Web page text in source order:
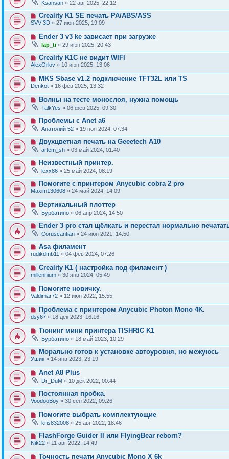
Ksansan » 22 авг 2025, 22:12
Creality K1 SE печать PA/ABS/ASS
SVV-3D » 27 июн 2025, 19:09
Ender 3 v3 ke зависает при загрузке
lap_ti » 29 июн 2025, 20:43
Creality K1C не видит WIFI
AlexOrlov » 10 июн 2025, 13:06
MKS Sbase v1.2 подключение TFT32L или TS
Denkot » 16 фев 2025, 13:32
Волны на тесте монослоя, нужна помощь
TalkYes » 06 фев 2025, 09:30
Проблемы с Anet a6
Анатолий 52 » 19 ноя 2024, 07:34
Двухцветная печать на Geeetech А10
artem_sh » 03 май 2024, 01:40
Неизвестный принтер.
lexx86 » 25 май 2024, 08:19
Помогите с принтером Anycubic cobra 2 pro
Maxim130608 » 24 май 2024, 14:09
Вертикальный плоттер
Бурбатино » 06 апр 2024, 14:50
Ender 3 pro стал щëлкать и перестал нормально
Coruscantian » 24 июн 2021, 14:50
Asa филамент
rudikdmb11 » 04 фев 2024, 07:26
Creality K1 ( настройка под филамент )
millennium » 30 янв 2024, 05:49
Помогите новичку.
Valdimar72 » 12 июн 2022, 15:55
Проблема с принтером Anycubic Photon Mono 4K.
dsy67 » 18 дек 2023, 16:16
Тюнинг мини принтера TISHRIC K1
Бурбатино » 18 май 2023, 10:29
Морально готов к установке автоуровня, но межуюсь
Ушик » 14 янв 2023, 23:19
Anet A8 Plus
Dr_DuM » 10 дек 2022, 00:44
Постоянная пробка.
VoodooBoy » 30 сен 2022, 09:26
Помогите выбрать комплектующие
kris832008 » 25 авг 2022, 18:46
FlashForge Guider II или FlyingBear reborn?
Nik22 » 11 авг 2022, 14:49
Точность печати Anycubic Mono X 6k